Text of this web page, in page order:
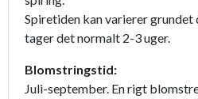
Spiretiden kan varierer
tager det normalt 2-3 uger.
Blomstringstid:
Juli-september. En rigt